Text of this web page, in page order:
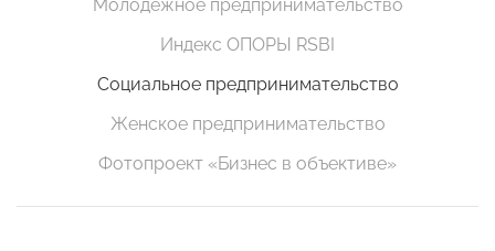
Молодежное предпринимательство
Индекс ОПОРЫ RSBI
Социальное предпринимательство
Женское предпринимательство
Фотопроект «Бизнес в объективе»